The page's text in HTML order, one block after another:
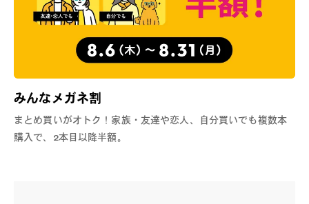
みんなメガネ割
まとめ買いがオトク！家族・友達や恋人、自分買いでも複数本
購入で、2本目以降半額。